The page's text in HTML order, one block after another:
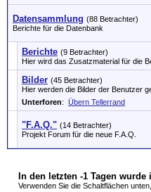
Datensammlung (88 Betrachter)
Berichte für die Datenbank
Berichte (9 Betrachter)
Hier wird das Zusatzmaterial für die
Bilder (45 Betrachter)
Hier werden die Bilder der Benutzer
Unterforen: Übern Tellerrand
"F.A.Q." (14 Betrachter)
Projekt Forum für die neue F.A.Q.
In den letzten -1 Tagen
Verwenden Sie die Schaltflächen